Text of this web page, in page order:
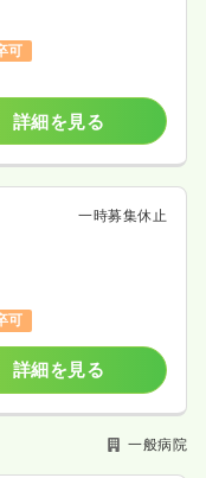
可
詳細を見る
一時募集休止
可
詳細を見る
一般病院